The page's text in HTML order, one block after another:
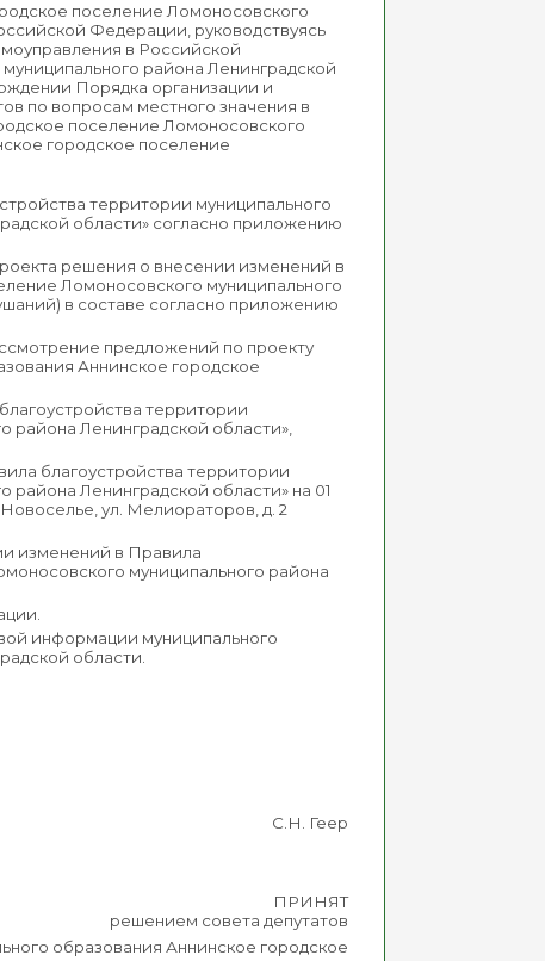
поселение Ломоносовского
Федерации, руководствуясь
в Российской
района Ленинградской
Порядка организации и
по вопросам местного значения в
поселение Ломоносовского
городское поселение
территории муниципального
области» согласно приложению
решения о внесении изменений в
Ломоносовского муниципального
в составе согласно приложению
предложений по проекту
Аннинское городское
территории
района Ленинградской области»,
благоустройства территории
Ленинградской области» на 01
ул. Мелиораторов, д. 2
изменений в Правила
муниципального района
информации муниципального
области.
С.Н. Геер
ПРИНЯТ
решением совета депутатов
образования Аннинское городское